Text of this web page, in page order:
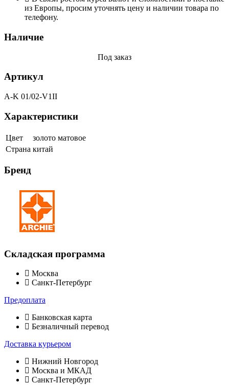
из Европы, просим уточнять цену и наличии товара по
телефону.
Наличие
Под заказ
Артикул
A-K 01/02-V1II
Характеристики
Цвет
золото матовое
Страна китай
Бренд
Складская программа
Москва
Санкт-Петербург
Предоплата
Банковская карта
Безналичный перевод
Доставка курьером
Нижний Новгород
Москва и МКАД
Санкт-Петербург